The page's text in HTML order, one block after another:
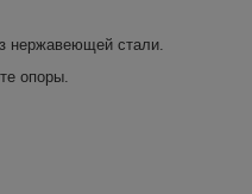
нержавеющей стали.
опоры.